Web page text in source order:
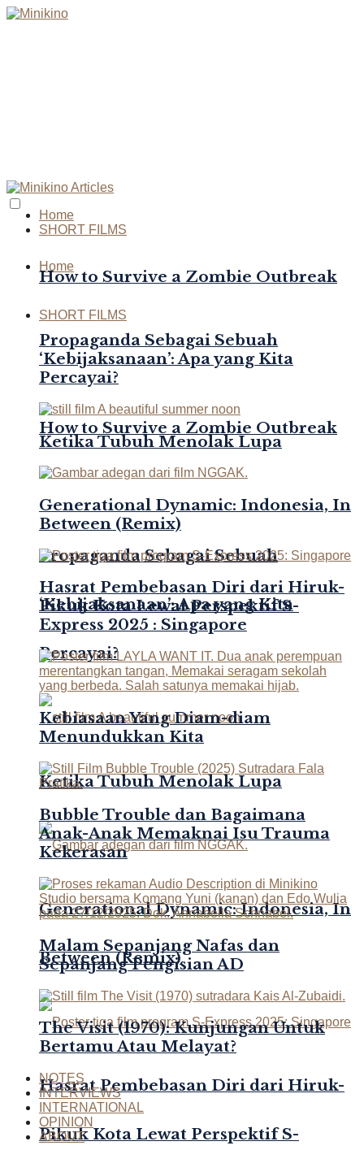
Home
SHORT FILMS
How to Survive a Zombie Outbreak
Propaganda Sebagai Sebuah
‘Kebijaksanaan’: Apa yang Kita
Percayai?
Ketika Tubuh Menolak Lupa
Generational Dynamic: Indonesia, In
Between (Remix)
Hasrat Pembebasan Diri dari Hiruk-
Pikuk Kota Lewat Perspektif S-
Home
SHORT FILMS
How to Survive a Zombie Outbreak
Propaganda Sebagai Sebuah
‘Kebijaksanaan’: Apa yang Kita
Percayai?
Ketika Tubuh Menolak Lupa
Generational Dynamic: Indonesia, In
Between (Remix)
Hasrat Pembebasan Diri dari Hiruk-
Pikuk Kota Lewat Perspektif S-
Express 2025 : Singapore
Kebiasaan Yang Diam-diam
Menundukkan Kita
Bubble Trouble dan Bagaimana
Anak-Anak Memaknai Isu Trauma
Kekerasan
Malam Sepanjang Nafas dan
Sepanjang Pengisian AD
The Visit (1970): Kunjungan Untuk
Bertamu Atau Melayat?
NOTES
INTERVIEWS
INTERNATIONAL
OPINION
ABOUT